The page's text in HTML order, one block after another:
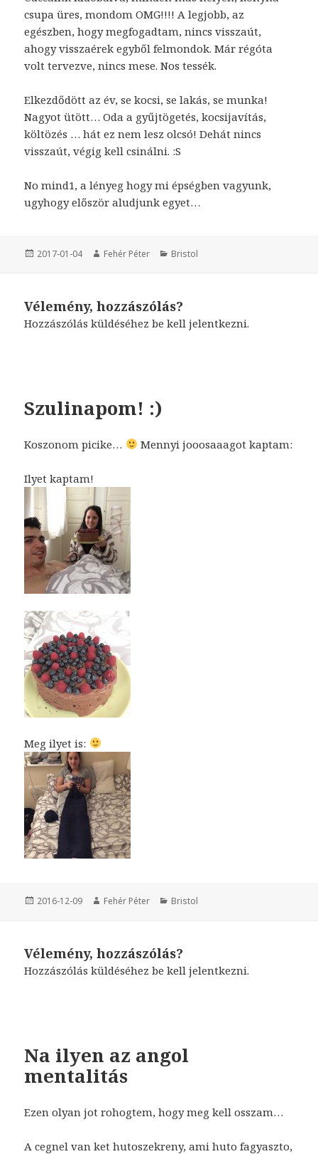
csupa üres, mondom OMG!!!! A legjobb, az
egészben, hogy megfogadtam, nincs visszaút,
ahogy visszaérek egyből felmondok. Már régóta
volt tervezve, nincs mese. Nos tessék.
Elkezdődött az év, se kocsi, se lakás, se munka!
Nagyot ütött… Oda a gyűjtögetés, kocsijavítás,
költözés … hát ez nem lesz olcsó! Dehát nincs
visszaút, végig kell csinálni. :S
No mind1, a lényeg hogy mi épségben vagyunk,
ugyhogy először aludjunk egyet…
Közzétéve
2017-01-04 Szerző
Fehér Péter Kategória
Bristol
Vélemény, hozzászólás?
Hozzászólás küldéséhezbe kell jelentkezni.
Szulinapom! :)
Koszonom picike… Mennyi jooosaaagot kaptam:
Ilyet kaptam!
Meg ilyet is:
Közzétéve
2016-12-09 Szerző
Fehér Péter Kategória
Bristol
Vélemény, hozzászólás?
Hozzászólás küldéséhezbe kell jelentkezni.
Na ilyen az angol
mentalitás
Ezen olyan jot rohogtem, hogy meg kell osszam…
A cegnel van ket hutoszekreny, ami huto fagyaszto,